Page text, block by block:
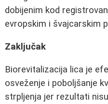
dobijenim kod
evropskim i švajcarskim
Zaključak
Biorevitalizacija lica je
osveženje i poboljšanje
strpljenja jer rezultati